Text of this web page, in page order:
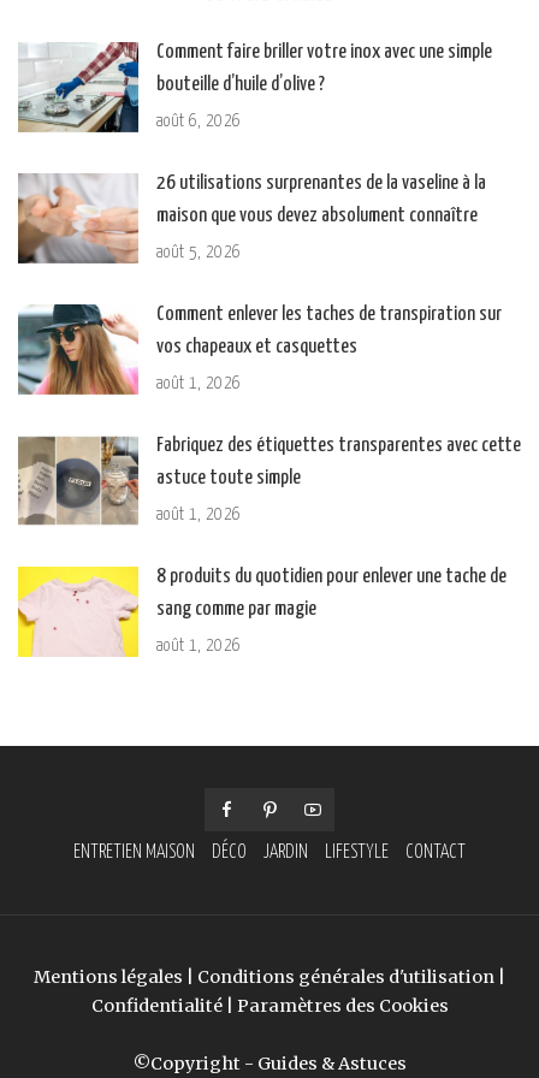
Comment faire briller votre inox avec une simple
bouteille d’huile d’olive ?
août 6, 2026
26 utilisations surprenantes de la vaseline à la
maison que vous devez absolument connaître
août 5, 2026
Comment enlever les taches de transpiration sur
vos chapeaux et casquettes
août 1, 2026
Fabriquez des étiquettes transparentes avec cette
astuce toute simple
août 1, 2026
8 produits du quotidien pour enlever une tache de
sang comme par magie
août 1, 2026
ENTRETIEN MAISON DÉCO JARDIN LIFESTYLE CONTACT
Mentions légales Conditions générales d'utilisation
Confidentialité| Paramètres des Cookies
©Copyright - Guides & Astuces